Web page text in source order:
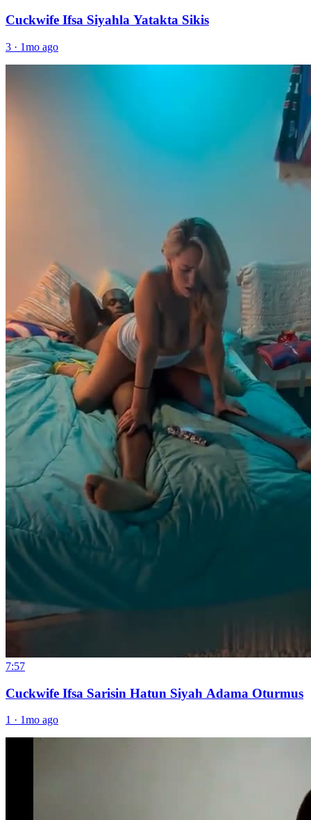
Cuckwife Ifsa Siyahla Yatakta Sikis
3 · 1mo ago
7:57
Cuckwife Ifsa Sarisin Hatun Siyah Adama Oturmus
1 · 1mo ago